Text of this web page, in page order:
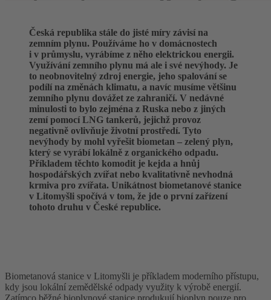
Česká republika stále do jisté míry závisí na
zemním plynu. Používáme ho v domácnostech
i v průmyslu, vyrábíme z něho elektrickou energii.
Využívání zemního plynu má ale i své nevýhody. Je
to neobnovitelný zdroj energie, jeho spalování se
podílí na změnách klimatu, a navíc musíme většinu
zemního plynu dovážet ze zahraničí. V nedávné
minulosti to bylo zejména z Ruska nebo z jiných
zemí pomocí LNG tankerů, jejichž provoz
negativně ovlivňuje životní prostředí. Tyto
nevýhody by mohl vyřešit biometan – zelený plyn,
který se vyrábí lokálně z organického odpadu.
Příkladem těchto komodit je kejda a hnůj
hospodářských zvířat nebo kvalitativně nevhodná
krmiva pro zvířata. Unikátnost biometanové stanice
v Litomyšli spočívá v tom, že jde o první zařízení
tohoto druhu v České republice.
Biometanová stanice v Litomyšli je příkladem moderního přístupu,
kdy jsou lokální zemědělské odpady využity k výrobě energií.